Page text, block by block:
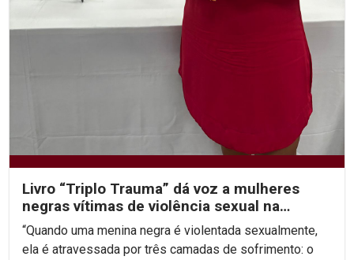
Livro “Triplo Trauma” dá voz a mulheres
negras vítimas de violência sexual na
infância
“Quando uma menina negra é violentada sexualmente,
ela é atravessada por três camadas de sofrimento: o